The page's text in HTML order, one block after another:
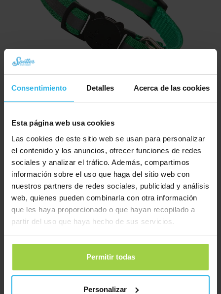
Consentimiento Detalles Acerca de las cookies
Esta página web usa cookies
Las cookies de este sitio web se usan para personalizar
el contenido y los anuncios, ofrecer funciones de redes
sociales y analizar el tráfico. Además, compartimos
información sobre el uso que haga del sitio web con
nuestros partners de redes sociales, publicidad y análisis
web, quienes pueden combinarla con otra información
que les haya proporcionado o que hayan recopilado a
partir del uso que haya hecho de sus servicios.
Permitir todas
Personalizar
Collar para gatos con cierre de seguridad – Verde / reflectante
9,95
Pedir ahora